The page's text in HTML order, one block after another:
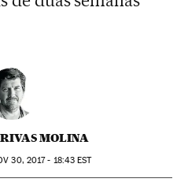
MOLINA
30, 2017 - 18:43 EST